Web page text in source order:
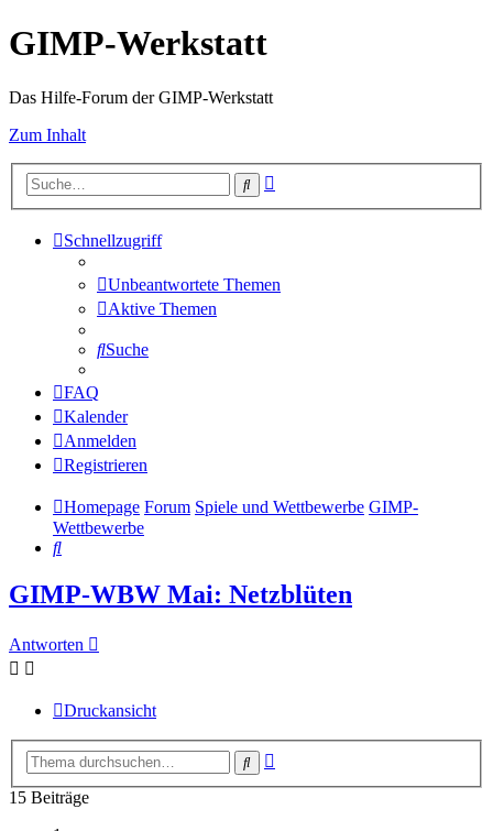
GIMP-Werkstatt
Das Hilfe-Forum der GIMP-Werkstatt
Zum Inhalt
Suche
Schnellzugriff
Unbeantwortete Themen
Aktive Themen
Suche
FAQ
Kalender
Anmelden
Registrieren
Homepage Forum Spiele und Wettbewerbe GIMP-
Wettbewerbe
Suche
GIMP-WBW Mai: Netzblüten
Antworten
Druckansicht
Suche
15 Beiträge